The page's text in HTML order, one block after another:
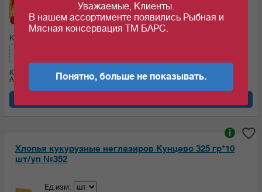
Кол-во (шт):
Кол-во (уп.)
0.5
Артикул: 02329
Хлопья кукурузные неглазиров Кунцево 325 гр*10
шт/уп №352
i
Ед.изм:
Уважаемые, Клиенты.
В нашем ассортименте появились Рыбная и
Мясная консервация ТМ БАРС.
Понятно, больше не показывать.